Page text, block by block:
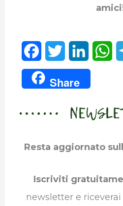
a
c
e
o
w
i
e
i
n
k
d
W
t
A
Share
Resta aggiornato
Iscriviti
newsletter e